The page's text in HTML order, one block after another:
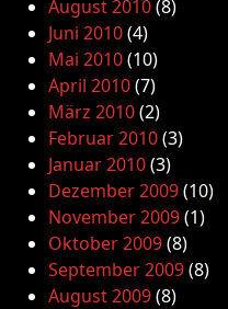
August 2010(8)
Juni 2010(4)
Mai 2010(10)
April 2010(7)
März 2010(2)
Februar 2010(3)
Januar 2010(3)
Dezember 2009(10)
November 2009(1)
Oktober 2009(8)
September 2009(8)
August 2009(8)